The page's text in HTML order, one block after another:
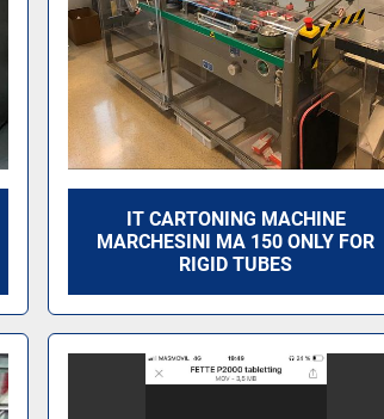
IT CARTONING MACHINE
MARCHESINI MA 150 ONLY FOR
RIGID TUBES